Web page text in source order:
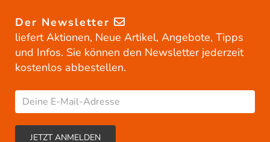
Der Newsletter
liefert Aktionen, Neue Artikel, Angebote, Tipps
und Infos. Sie können den Newsletter jederzeit
kostenlos abbestellen.